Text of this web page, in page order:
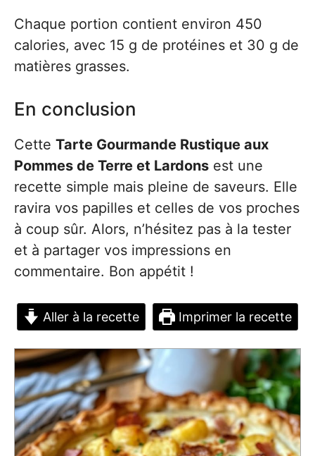
Chaque portion contient environ 450
calories, avec 15 g de protéines et 30 g de
matières grasses.
En conclusion
Cette Tarte Gourmande Rustique aux
Pommes de Terre et Lardons est une
recette simple mais pleine de saveurs. Elle
ravira vos papilles et celles de vos proches
à coup sûr. Alors, n’hésitez pas à la tester
et à partager vos impressions en
commentaire. Bon appétit !
Aller à la recette Imprimer la recette